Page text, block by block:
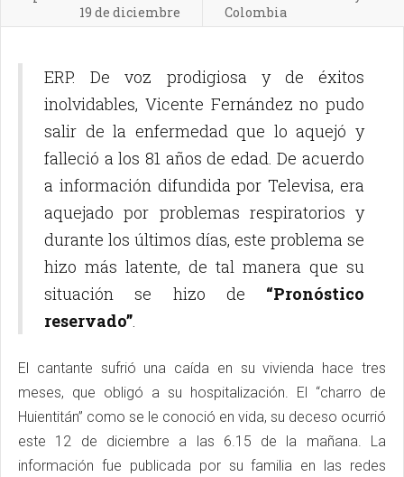
19 de diciembre
Colombia
ERP. De voz prodigiosa y de éxitos
inolvidables, Vicente Fernández no pudo
salir de la enfermedad que lo aquejó y
falleció a los 81 años de edad. De acuerdo
a información difundida por Televisa, era
aquejado por problemas respiratorios y
durante los últimos días, este problema se
hizo más latente, de tal manera que su
situación se hizo de “Pronóstico
reservado”.
El cantante sufrió una caída en su vivienda hace tres
meses, que obligó a su hospitalización. El “charro de
Huientitán” como se le conoció en vida, su deceso ocurrió
este 12 de diciembre a las 6.15 de la mañana. La
información fue publicada por su familia en las redes